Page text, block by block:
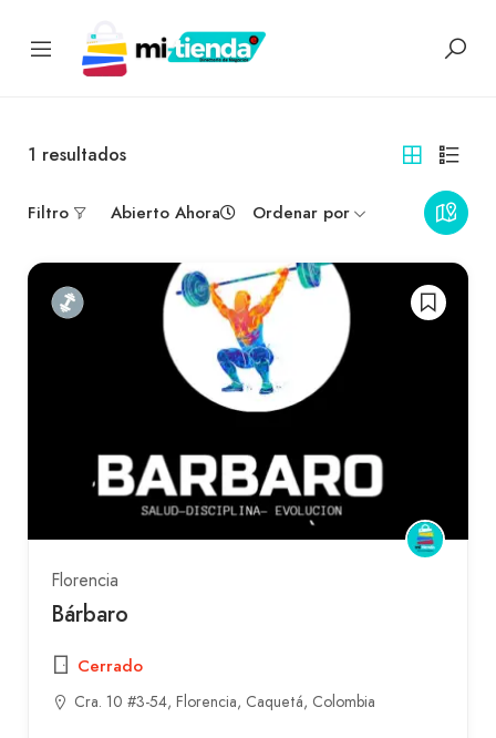
1 resultados
Filtro Abierto Ahora Ordenar por
Florencia
Bárbaro
Cerrado
Cra. 10 #3-54, Florencia, Caquetá, Colombia